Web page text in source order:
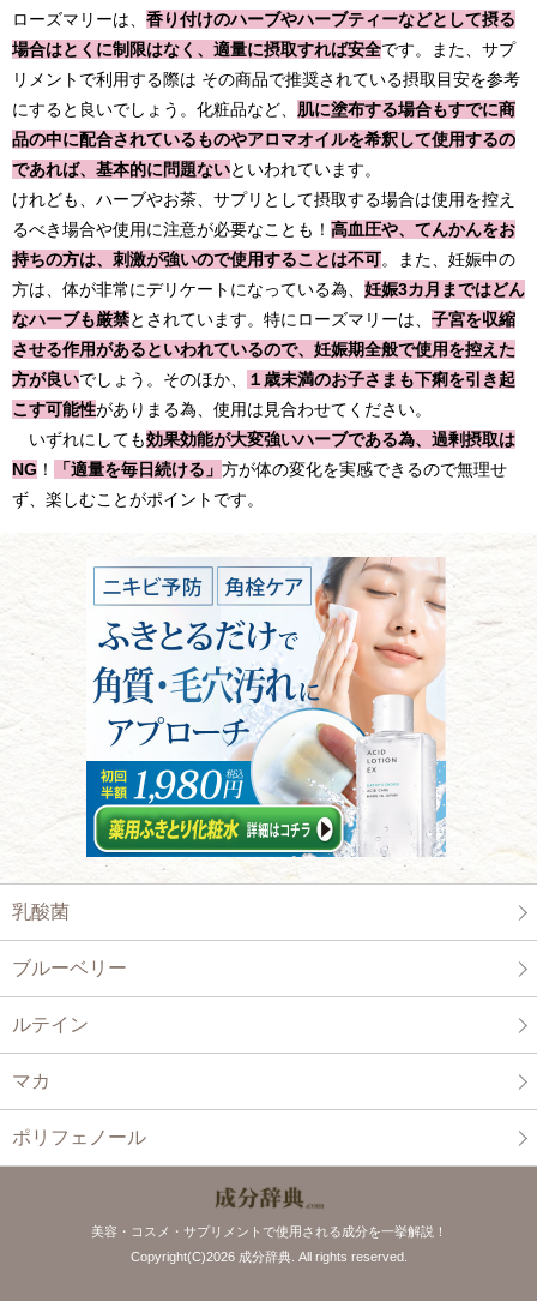
ローズマリーは、 香り付けのハーブやハーブティーなどとして摂る
場合はとくに制限はなく、適量に摂取すれば安全です。また、サプ
リメントで利用する際は その商品で推奨されている摂取目安を参考
にすると良いでしょう。化粧品など、 肌に塗布する場合もすでに商
品の中に配合されているものやアロマオイルを希釈して使用するの
であれば、基本的に問題ないといわれています。
けれども、ハーブやお茶、サプリとして摂取する場合は使用を控え
るべき場合や使用に注意が必要なことも！ 高血圧や、てんかんをお
持ちの方は、刺激が強いので使用することは不可。また、妊娠中の
方は、体が非常にデリケートになっている為、 妊娠3カ月まではどん
なハーブも厳禁とされています。特にローズマリーは、 子宮を収縮
させる作用があるといわれているので、妊娠期全般で使用を控えた
方が良いでしょう。そのほか、
１歳未満のお子さまも下痢を引き起
こす可能性がありまる為、使用は見合わせてください。
いずれにしても効果効能が大変強いハーブである為、過剰摂取は
NG ！ 「適量を毎日続ける」 方が体の変化を実感できるので無理せ
ず、楽しむことがポイントです。
乳酸菌
ブルーベリー
ルテイン
マカ
ポリフェノール
美容・コスメ・サプリメントで使用される成分を一挙解説！
Copyright(C)2026 成分辞典. All rights reserved.